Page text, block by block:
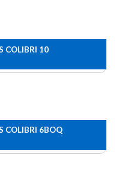
COLIBRI 10
COLIBRI 6BOQ